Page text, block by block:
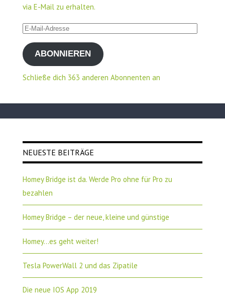
via E-Mail zu erhalten.
E-
Mail-
AdresseABONNIEREN
Schließe dich 363 anderen Abonnenten an
NEUESTE BEITRÄGE
Homey Bridge ist da. Werde Pro ohne für Pro zu
bezahlen
Homey Bridge – der neue, kleine und günstige
Homey…es geht weiter!
Tesla PowerWall 2 und das Zipatile
Die neue IOS App 2019